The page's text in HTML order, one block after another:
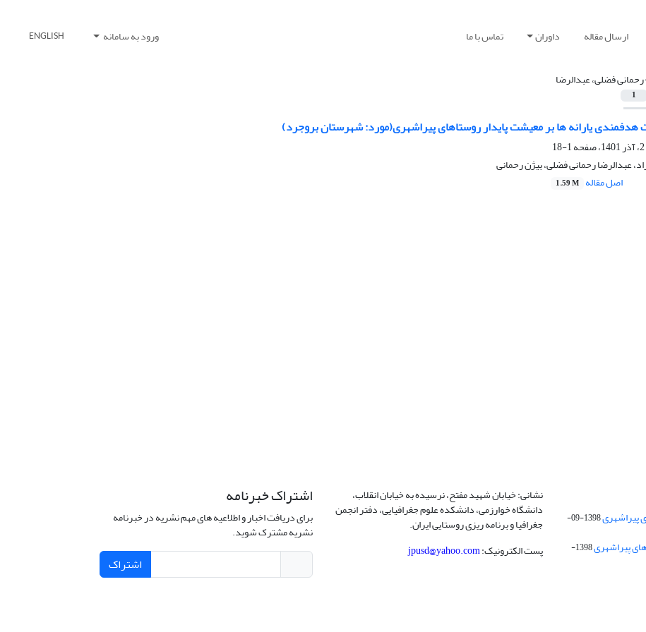
ارسال مقاله داوران تماس با ما ورود به سامانه ENGLISH
رحمانی فضلی، عبدالرضا
1
یارانه ها بر معیشت پایدار روستاهای پیراشهری(مورد: شهرستان بروجرد)
1-18
عبدالرضا رحمانی فضلی، بیژن رحمانی
اصل مقاله 1.59 M
1398-09-
پیراشهری
1398-
نشانی: خیابان شهید مفتح، نرسیده به خیابان انقلاب،
دانشگاه خوارزمی، دانشکده علوم جغرافیایی، دفتر انجمن
جغرافیا و برنامه ریزی روستایی ایران.
پست الکترونیک:jpusd@yahoo.com
اشتراک خبرنامه
برای دریافت اخبار و اطلاعیه های مهم نشریه در خبرنامه
نشریه مشترک شوید.
اشتراک